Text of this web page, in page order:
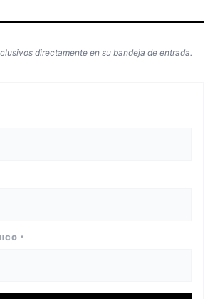
directamente en su bandeja de entrada.
*